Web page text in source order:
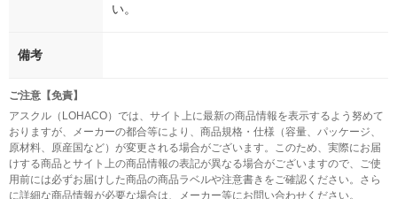
い。
備考
ご注意【免責】
アスクル（LOHACO）では、サイト上に最新の商品情報を表示するよう努めて
おりますが、メーカーの都合等により、商品規格・仕様（容量、パッケージ、
原材料、原産国など）が変更される場合がございます。このため、実際にお届
けする商品とサイト上の商品情報の表記が異なる場合がございますので、ご使
用前には必ずお届けした商品の商品ラベルや注意書きをご確認ください。さら
に詳細な商品情報が必要な場合は、メーカー等にお問い合わせください。